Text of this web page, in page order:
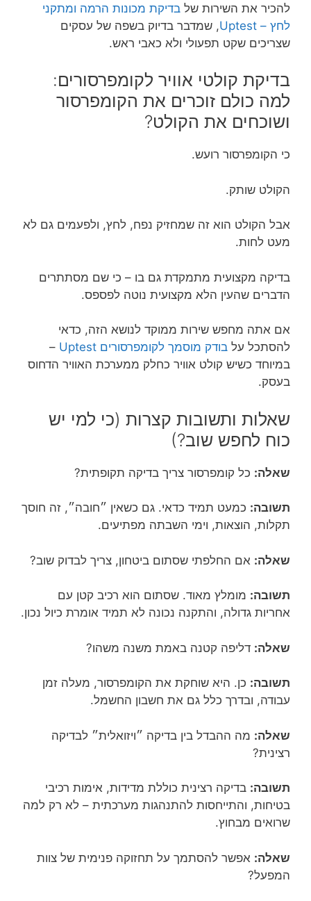
להכיר את השירות של בדיקת מכונות הרמה ומתקני
לחץ – Uptest
, שמדבר בדיוק בשפה של עסקים
שצריכים שקט תפעולי ולא כאבי ראש.
בדיקת קולטי אוויר לקומפרסורים:
למה כולם זוכרים את הקומפרסור
ושוכחים את הקולט?
כי הקומפרסור רועש.
הקולט שותק.
אבל הקולט הוא זה שמחזיק נפח, לחץ, ולפעמים גם לא
מעט לחות.
בדיקה מקצועית מתמקדת גם בו – כי שם מסתתרים
הדברים שהעין הלא מקצועית נוטה לפספס.
אם אתה מחפש שירות ממוקד לנושא הזה, כדאי
להסתכל על בודק מוסמך לקומפרסורים Uptest
–
במיוחד כשיש קולט אוויר כחלק ממערכת האוויר הדחוס
בעסק.
שאלות ותשובות קצרות (כי למי יש
כוח לחפש שוב?)
שאלה: כל קומפרסור צריך בדיקה תקופתית?
תשובה: כמעט תמיד כדאי. גם כשאין ״חובה״, זה חוסך
תקלות, הוצאות, וימי השבתה מפתיעים.
שאלה: אם החלפתי שסתום ביטחון, צריך לבדוק שוב?
תשובה: מומלץ מאוד. שסתום הוא רכיב קטן עם
אחריות גדולה, והתקנה נכונה לא תמיד אומרת כיול נכון.
שאלה: דליפה קטנה באמת משנה משהו?
תשובה: כן. היא שוחקת את הקומפרסור, מעלה זמן
עבודה, ובדרך כלל גם את חשבון החשמל.
שאלה: מה ההבדל בין בדיקה ״ויזואלית״ לבדיקה
רצינית?
תשובה: בדיקה רצינית כוללת מדידות, אימות רכיבי
בטיחות, והתייחסות להתנהגות מערכתית – לא רק למה
שרואים מבחוץ.
שאלה: אפשר להסתמך על תחזוקה פנימית של צוות
המפעל?